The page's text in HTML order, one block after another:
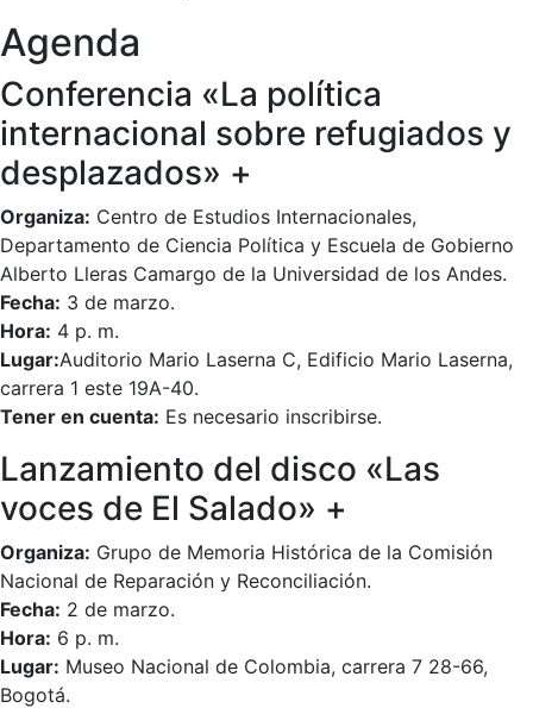
Agenda
Conferencia «La política
internacional sobre refugiados y
desplazados» +
Organiza: Centro de Estudios Internacionales,
Departamento de Ciencia Política y Escuela de Gobierno
Alberto Lleras Camargo de la Universidad de los Andes.
Fecha: 3 de marzo.
Hora: 4 p. m.
Lugar:Auditorio Mario Laserna C, Edificio Mario Laserna,
carrera 1 este 19A-40.
Tener en cuenta: Es necesario inscribirse.
Lanzamiento del disco «Las
voces de El Salado» +
Organiza: Grupo de Memoria Histórica de la Comisión
Nacional de Reparación y Reconciliación.
Fecha: 2 de marzo.
Hora: 6 p. m.
Lugar: Museo Nacional de Colombia, carrera 7 28-66,
Bogotá.